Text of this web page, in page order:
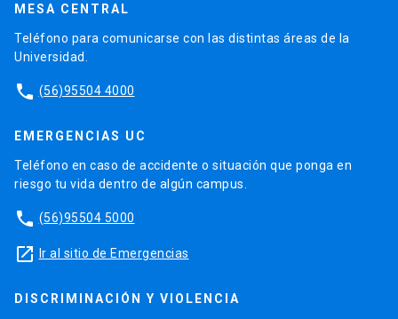
MESA CENTRAL
Teléfono para comunicarse con las distintas áreas de la
Universidad.
phone (56)95504 4000
EMERGENCIAS UC
Teléfono en caso de accidente o situación que ponga en
riesgo tu vida dentro de algún campus.
phone (56)95504 5000
launch Ir al sitio de Emergencias
DISCRIMINACIÓN Y VIOLENCIA